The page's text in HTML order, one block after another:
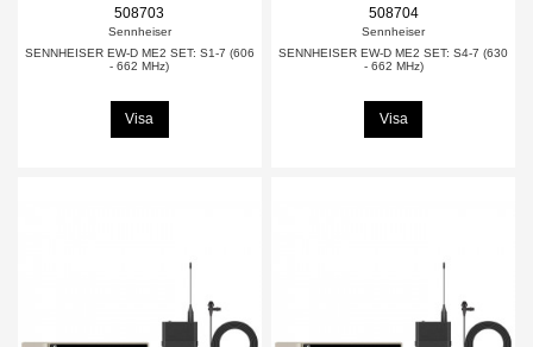
508703
Sennheiser
SENNHEISER EW-D ME2 SET: S1-7 (606
- 662 MHz)
Visa
508704
Sennheiser
SENNHEISER EW-D ME2 SET: S4-7 (630
- 662 MHz)
Visa